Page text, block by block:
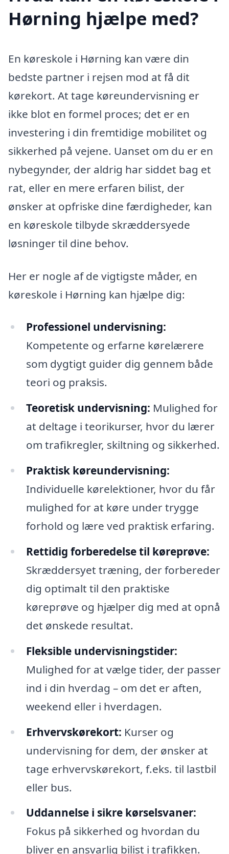
Hørning hjælpe med?
En køreskole i Hørning kan være din
bedste partner i rejsen mod at få dit
kørekort. At tage køreundervisning er
ikke blot en formel proces; det er en
investering i din fremtidige mobilitet og
sikkerhed på vejene. Uanset om du er en
nybegynder, der aldrig har siddet bag et
rat, eller en mere erfaren bilist, der
ønsker at opfriske dine færdigheder, kan
en køreskole tilbyde skræddersyede
løsninger til dine behov.
Her er nogle af de vigtigste måder, en
køreskole i Hørning kan hjælpe dig:
Professionel undervisning:
Kompetente og erfarne kørelærere
som dygtigt guider dig gennem både
teori og praksis.
Teoretisk undervisning: Mulighed for
at deltage i teorikurser, hvor du lærer
om trafikregler, skiltning og sikkerhed.
Praktisk køreundervisning:
Individuelle kørelektioner, hvor du får
mulighed for at køre under trygge
forhold og lære ved praktisk erfaring.
Rettidig forberedelse til køreprøve:
Skræddersyet træning, der forbereder
dig optimalt til den praktiske
køreprøve og hjælper dig med at opnå
det ønskede resultat.
Fleksible undervisningstider:
Mulighed for at vælge tider, der passer
ind i din hverdag – om det er aften,
weekend eller i hverdagen.
Erhvervskørekort: Kurser og
undervisning for dem, der ønsker at
tage erhvervskørekort, f.eks. til lastbil
eller bus.
Uddannelse i sikre kørselsvaner:
Fokus på sikkerhed og hvordan du
bliver en ansvarlig bilist i trafikken.